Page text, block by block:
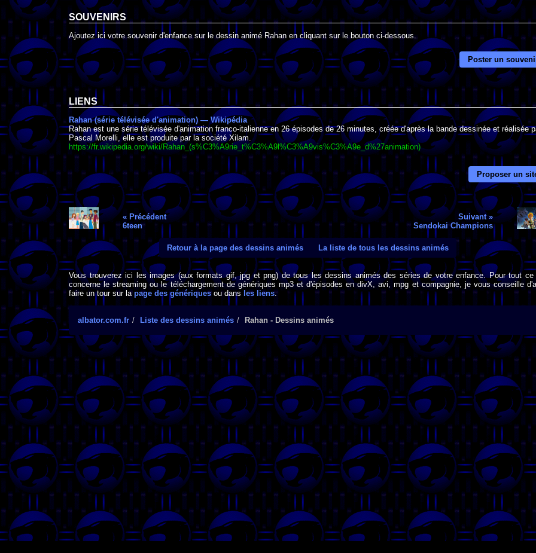
SOUVENIRS
Ajoutez ici votre souvenir d'enfance sur le dessin animé Rahan en cliquant sur le bouton ci-dessous.
Poster un
LIENS
Rahan (série télévisée d'animation) — Wikipédia
Rahan est une série télévisée d'animation franco-italienne en 26 épisodes de 26 minutes, créée d'après la bande dessinée et réalisée
Pascal Morelli, elle est produite par la société Xilam.
https://fr.wikipedia.org/wiki/Rahan_(s%C3%A9rie_t%C3%A9l%C3%A9vis%C3%A9e_d%27animation)
Proposer un
« Précédent
6teen
Suivant »
Sendokai Champions
Retour à la page des dessins animés La liste de tous les dessins animés
Vous trouverez ici les images (aux formats gif, jpg et png) de tous les dessins animés des séries de votre enfance. Pour tout ce
concerne le streaming ou le téléchargement de génériques mp3 et d'épisodes en divX, avi, mpg et compagnie, je vous conseille
faire un tour sur lapage des génériquesou dans les liens.
albator.com.fr Liste des dessins animés Rahan - Dessins animés